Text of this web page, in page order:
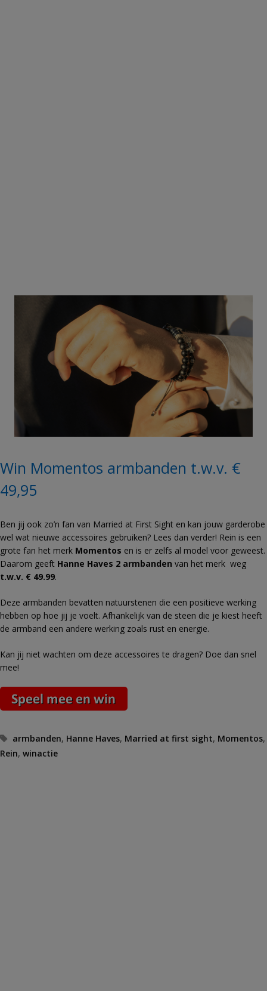
Win Momentos armbanden t.w.v. €
49,95
Ben jij ook zo’n fan van Married at First Sight en kan jouw garderobe
wel wat nieuwe accessoires gebruiken? Lees dan verder! Rein is een
grote fan het merk Momentos en is er zelfs al model voor geweest.
Daarom geeft Hanne Haves 2 armbanden van het merk weg
t.w.v. € 49.99.
Deze armbanden bevatten natuurstenen die een positieve werking
hebben op hoe jij je voelt. Afhankelijk van de steen die je kiest heeft
de armband een andere werking zoals rust en energie.
Kan jij niet wachten om deze accessoires te dragen? Doe dan snel
mee!
Tags
armbanden, Hanne Haves, Married at first sight, Momentos,
Rein, winactie